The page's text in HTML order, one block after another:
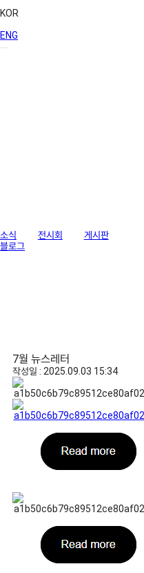
KOR
ENG
소식 전시회 게시판
블로그
7월 뉴스레터
작성일 : 2025.09.03 15:34